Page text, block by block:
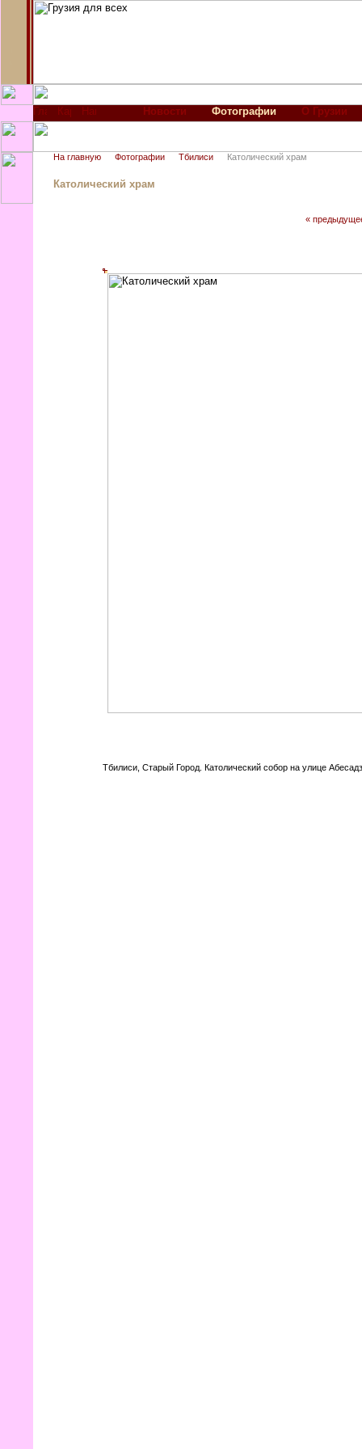
Новости Фотографии О Грузии
На главную Фотографии Тбилиси Католический храм
Католический храм
«
Тбилиси, Старый Город. Католический собор на улице